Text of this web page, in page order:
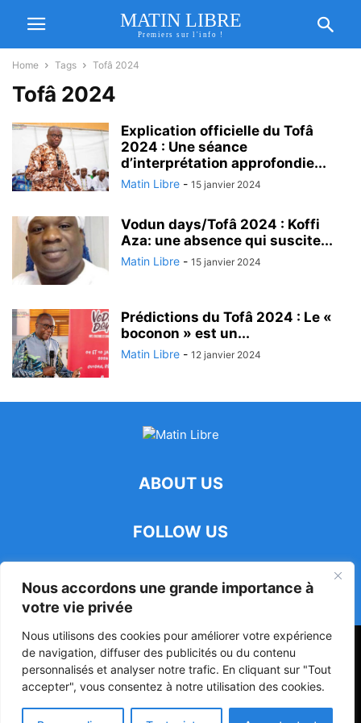
Nous accordons une grande importance à
votre vie privée
Nous utilisons des cookies pour améliorer votre expérience
de navigation, diffuser des publicités ou du contenu
personnalisés et analyser notre trafic. En cliquant sur "Tout
accepter", vous consentez à notre utilisation des cookies.
MATIN LIBRE
Premiers sur l'info !
Home Tags Tofâ 2024
Tofâ 2024
Explication officielle du Tofâ
2024 : Une séance
d’interprétation approfondie...
Matin Libre - 15 janvier 2024
Vodun days/Tofâ 2024 : Koffi
Aza: une absence qui suscite...
Matin Libre - 15 janvier 2024
Prédictions du Tofâ 2024 : Le «
boconon » est un...
Matin Libre - 12 janvier 2024
ABOUT US
FOLLOW US
47ᵉ Assemblée Mondiale sur la Protection de la Vie Privée: Me
Luciano Hounkponou représente le Bénin à Séoul